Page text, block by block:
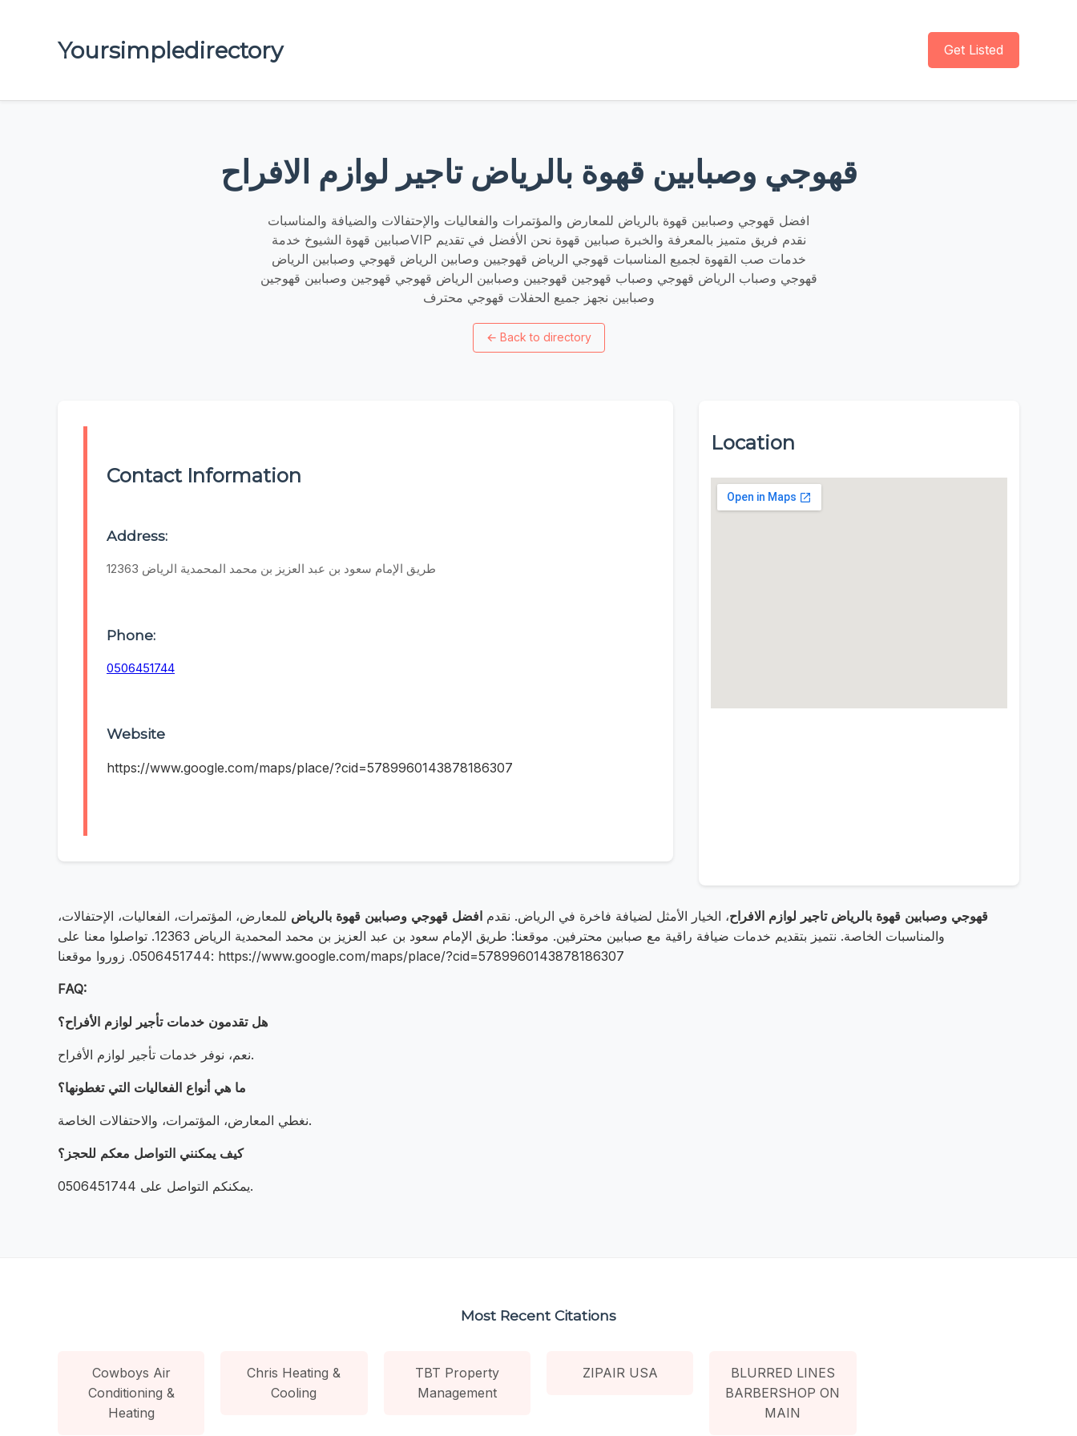
Yoursimpledirectory Get Listed
قهوجي وصبابين قهوة بالرياض تاجير لوازم الافراح
افضل قهوجي وصبابين قهوة بالرياض للمعارض والمؤتمرات والفعاليات والإحتفالات والضيافة والمناسبات
صبابين قهوة الشيوخ خدمةVIP نقدم فريق متميز بالمعرفة والخبرة صبابين قهوة نحن الأفضل في تقديم
خدمات صب القهوة لجميع المناسبات قهوجي الرياض قهوجيين وصابين الرياض قهوجي وصبابين الرياض
قهوجي وصباب الرياض قهوجي وصباب قهوجين قهوجيين وصبابين الرياض قهوجي قهوجين وصبابين قهوجين
وصبابين نجهز جميع الحفلات قهوجي محترف
← Back to directory
Contact Information
Address:
طريق الإمام سعود بن عبد العزيز بن محمد المحمدية الرياض 12363
Phone:
0506451744
Website
https://www.google.com/maps/place/?cid=5789960143878186307
Location
قهوجي وصبابين قهوة بالرياض تاجير لوازم الافراح، الخيار الأمثل لضيافة فاخرة في الرياض. نقدم افضل قهوجي وصبابين قهوة بالرياض للمعارض، المؤتمرات، الفعاليات، الإحتفالات،
والمناسبات الخاصة. نتميز بتقديم خدمات ضيافة راقية مع صبابين محترفين. موقعنا: طريق الإمام سعود بن عبد العزيز بن محمد المحمدية الرياض 12363. تواصلوا معنا على
0506451744. زوروا موقعنا: https://www.google.com/maps/place/?cid=5789960143878186307
FAQ:
هل تقدمون خدمات تأجير لوازم الأفراح؟
نعم، نوفر خدمات تأجير لوازم الأفراح.
ما هي أنواع الفعاليات التي تغطونها؟
نغطي المعارض، المؤتمرات، والاحتفالات الخاصة.
كيف يمكنني التواصل معكم للحجز؟
يمكنكم التواصل على 0506451744.
Most Recent Citations
Cowboys Air
Conditioning &
Heating
Chris Heating &
Cooling
TBT Property
Management
ZIPAIR USA
BLURRED LINES
BARBERSHOP ON
MAIN